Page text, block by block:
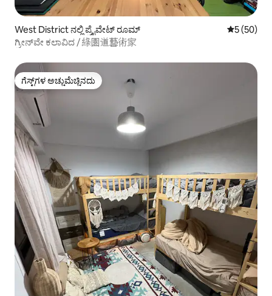
West District ನಲ್ಲಿ ಪ್ರೈವೇಟ್ ರೂಮ್ 5 ರಲ್ಲಿ 5
5 (50)
ಗ್ರೀನ್‌ವೇ ಕಲಾವಿದ / 綠園道藝術家
ಗೆಸ್ಟ್‌ಗಳ ಅಚ್ಚುಮೆಚ್ಚಿನದು
ಗೆಸ್ಟ್‌ಗಳ ಅಚ್ಚುಮೆಚ್ಚಿನದು